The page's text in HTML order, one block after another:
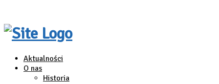
Aktualności
O nas
Historia